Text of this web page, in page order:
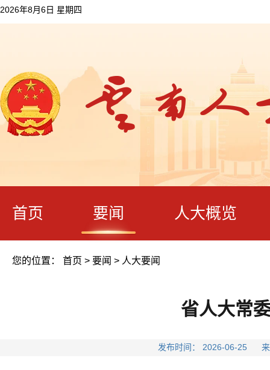
2026年8月6日 星期四
首页 要闻 人大概览
您的位置： 首页 > 要闻 > 人大要闻
省人大常
发布时间： 2026-06-25